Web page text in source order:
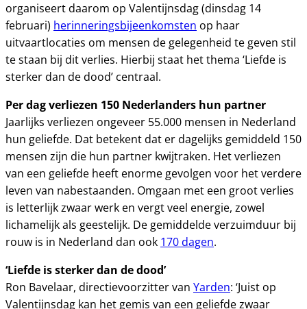
organiseert daarom op Valentijnsdag (dinsdag 14
februari) herinneringsbijeenkomsten op haar
uitvaartlocaties om mensen de gelegenheid te geven stil
te staan bij dit verlies. Hierbij staat het thema ‘Liefde is
sterker dan de dood’ centraal.
Per dag verliezen 150 Nederlanders hun partner
Jaarlijks verliezen ongeveer 55.000 mensen in Nederland
hun geliefde. Dat betekent dat er dagelijks gemiddeld 150
mensen zijn die hun partner kwijtraken. Het verliezen
van een geliefde heeft enorme gevolgen voor het verdere
leven van nabestaanden. Omgaan met een groot verlies
is letterlijk zwaar werk en vergt veel energie, zowel
lichamelijk als geestelijk. De gemiddelde verzuimduur bij
rouw is in Nederland dan ook 170 dagen.
‘Liefde is sterker dan de dood’
Ron Bavelaar, directievoorzitter van Yarden: ‘Juist op
Valentijnsdag kan het gemis van een geliefde zwaar